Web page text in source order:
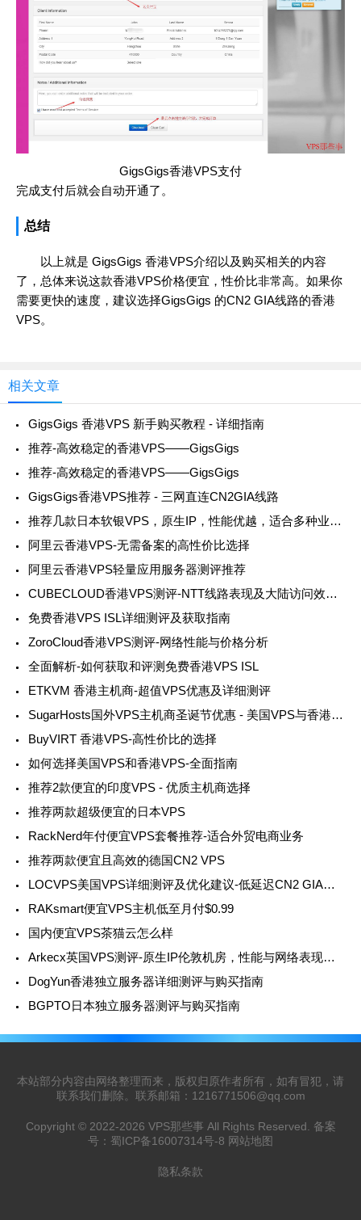
GigsGigs香港VPS支付
完成支付后就会自动开通了。
总结
以上就是 GigsGigs 香港VPS介绍以及购买相关的内容
了，总体来说这款香港VPS价格便宜，性价比非常高。如果你
需要更快的速度，建议选择GigsGigs 的CN2 GIA线路的香港
VPS。
相关文章
GigsGigs 香港VPS 新手购买教程 - 详细指南
推荐-高效稳定的香港VPS——GigsGigs
推荐-高效稳定的香港VPS——GigsGigs
GigsGigs香港VPS推荐 - 三网直连CN2GIA线路
推荐几款日本软银VPS，原生IP，性能优越，适合多种业务需求
阿里云香港VPS-无需备案的高性价比选择
阿里云香港VPS轻量应用服务器测评推荐
CUBECLOUD香港VPS测评-NTT线路表现及大陆访问效果分析
免费香港VPS ISL详细测评及获取指南
ZoroCloud香港VPS测评-网络性能与价格分析
全面解析-如何获取和评测免费香港VPS ISL
ETKVM 香港主机商-超值VPS优惠及详细测评
SugarHosts国外VPS主机商圣诞节优惠 - 美国VPS与香港VPS促销
BuyVIRT 香港VPS-高性价比的选择
如何选择美国VPS和香港VPS-全面指南
推荐2款便宜的印度VPS - 优质主机商选择
推荐两款超级便宜的日本VPS
RackNerd年付便宜VPS套餐推荐-适合外贸电商业务
推荐两款便宜且高效的德国CN2 VPS
LOCVPS美国VPS详细测评及优化建议-低延迟CN2 GIA线路，高速稳定
RAKsmart便宜VPS主机低至月付$0.99
国内便宜VPS茶猫云怎么样
Arkecx英国VPS测评-原生IP伦敦机房，性能与网络表现如何？
DogYun香港独立服务器详细测评与购买指南
BGPTO日本独立服务器测评与购买指南
本站部分内容由网络整理而来，版权归原作者所有，如有冒犯，请
联系我们删除。联系邮箱： 1216771506@qq.com
Copyright © 2022-2026 VPS那些事 All Rights Reserved. 备案
号： 蜀ICP备16007314号-8 网站地图
隐私条款